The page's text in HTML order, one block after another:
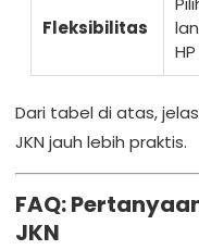
Fleksibilitas
HP
Dari tabel di atas,
JKN jauh lebih praktis.
FAQ:
JKN